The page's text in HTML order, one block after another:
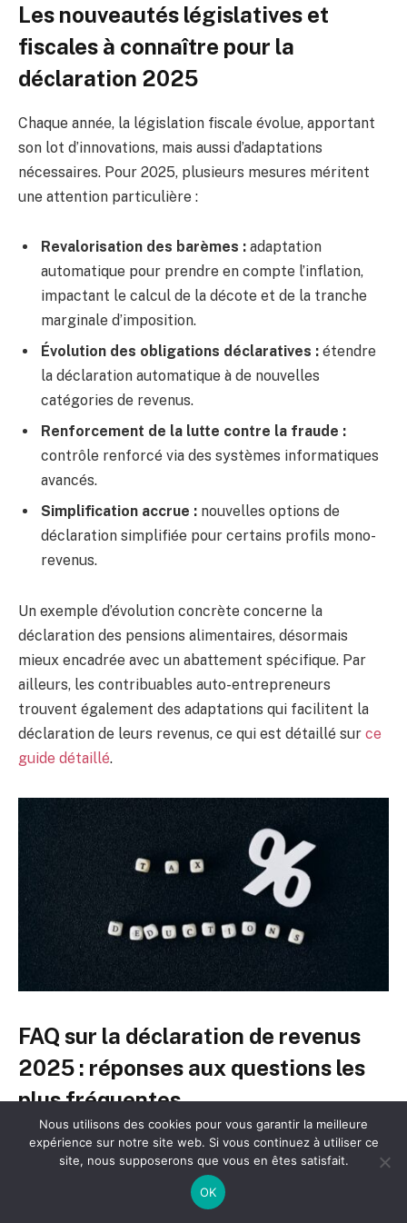
Les nouveautés législatives et
fiscales à connaître pour la
déclaration 2025
Chaque année, la législation fiscale évolue, apportant
son lot d’innovations, mais aussi d’adaptations
nécessaires. Pour 2025, plusieurs mesures méritent
une attention particulière :
Revalorisation des barèmes : adaptation
automatique pour prendre en compte l’inflation,
impactant le calcul de la décote et de la tranche
marginale d’imposition.
Évolution des obligations déclaratives : étendre
la déclaration automatique à de nouvelles
catégories de revenus.
Renforcement de la lutte contre la fraude :
contrôle renforcé via des systèmes informatiques
avancés.
Simplification accrue : nouvelles options de
déclaration simplifiée pour certains profils mono-
revenus.
Un exemple d’évolution concrète concerne la
déclaration des pensions alimentaires, désormais
mieux encadrée avec un abattement spécifique. Par
ailleurs, les contribuables auto-entrepreneurs
trouvent également des adaptations qui facilitent la
déclaration de leurs revenus, ce qui est détaillé sur ce
guide détaillé.
FAQ sur la déclaration de revenus
2025 : réponses aux questions les
plus fréquentes
Q : Puis-je modifier ma déclaration après l’avoir
Oui, vous pouvez corriger votre déclaration en ligne
Nous utilisons des cookies pour vous garantir la meilleure
expérience sur notre site web. Si vous continuez à utiliser ce
site, nous supposerons que vous en êtes satisfait.
OK